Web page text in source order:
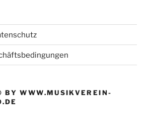
BY WWW.MUSIKVEREIN-